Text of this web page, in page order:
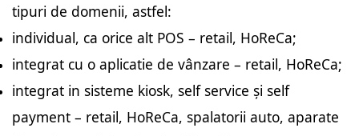
tipuri de domenii, astfel:
individual, ca orice alt POS – retail, HoReCa;
integrat cu o aplicatie de vânzare – retail, HoReCa;
integrat in sisteme kiosk, self service și self
payment – retail, HoReCa, spalatorii auto, aparate